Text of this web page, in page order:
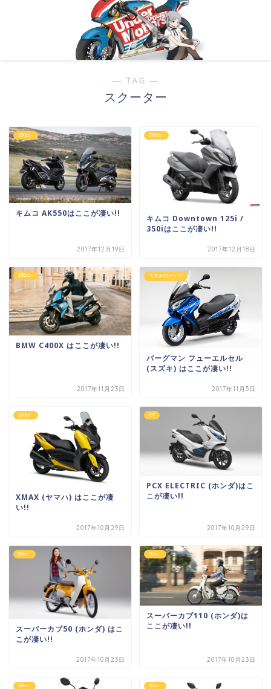
― TAG ―
スクーター
250cc~
キムコ AK550はここが凄い!!
2017年12月19日
250cc~
キムコ Downtown 125i /
350iはここが凄い!!
2017年12月18日
250cc~
BMW C400X はここが凄い!!
2017年11月23日
スズキのバイク
バーグマン フューエルセル
(スズキ) はここが凄い!!
2017年11月5日
250cc~
XMAX (ヤマハ) はここが凄
い!!
2017年10月29日
EV
PCX ELECTRIC (ホンダ)はこ
こが凄い!!
2017年10月29日
50cc~
スーパーカブ50 (ホンダ) はこ
こが凄い!!
2017年10月23日
50cc~
スーパーカブ110 (ホンダ)は
ここが凄い!!
2017年10月23日
50cc~ 50cc~